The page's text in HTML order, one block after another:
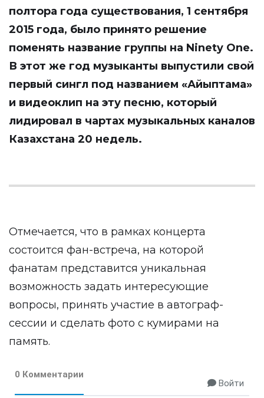
полтора года существования, 1 сентября
2015 года, было принято решение
поменять название группы на Ninety One.
В этот же год музыканты выпустили свой
первый сингл под названием «Айыптама»
и видеоклип на эту песню, который
лидировал в чартах музыкальных каналов
Казахстана 20 недель.
Отмечается, что в рамках концерта
состоится фан-встреча, на которой
фанатам представится уникальная
возможность задать интересующие
вопросы, принять участие в автограф-
сессии и сделать фото с кумирами на
память.
0 Комментарии
Войти